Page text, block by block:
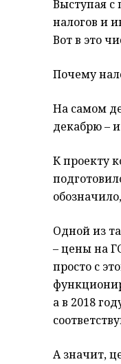
Выступая с
налогов и
Вот в это
Почему
На самом
декабрю –
К проекту
Одной из
– цены на
просто с
а в 2018
А значит,